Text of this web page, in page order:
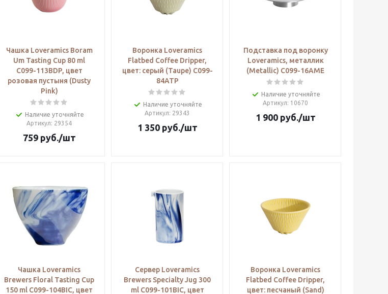
Чашка Loveramics Boram
Um Tasting Cup 80 ml
C099-113BDP, цвет
розовая пустыня (Dusty
Pink)
Наличие уточняйте
Артикул: 29354
759руб./шт
Воронка Loveramics
Flatbed Coffee Dripper,
цвет: серый (Taupe) C099-
84ATP
Наличие уточняйте
Артикул: 29343
1 350руб./шт
Подставка под воронку
Loveramics, металлик
(Metallic) C099-16AME
Наличие уточняйте
Артикул: 10670
1 900руб./шт
Чашка Loveramics
Brewers Floral Tasting Cup
150 ml C099-104BIC, цвет
Сервер Loveramics
Brewers Specialty Jug 300
ml C099-101BIC, цвет
Воронка Loveramics
Flatbed Coffee Dripper,
цвет: песчаный (Sand)